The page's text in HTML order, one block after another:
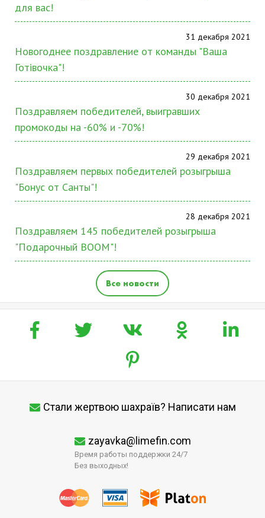
для вас!
31 декабря 2021
Новогоднее поздравление от команды "Ваша
Готівочка"!
30 декабря 2021
Поздравляем победителей, выигравших
промокоды на -60% и -70%!
29 декабря 2021
Поздравляем первых победителей розыгрыша
"Бонус от Санты"!
28 декабря 2021
Поздравляем 145 победителей розыгрыша
"Подарочный BOOM"!
Все новости
Стали жертвою шахраїв? Написати нам
zayavka@limefin.com
Время работы поддержки 24/7
Без выходных!